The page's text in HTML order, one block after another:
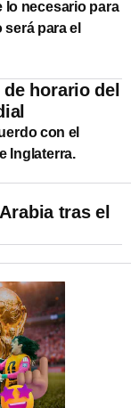
lo necesario para
para el
horario del
con el
Inglaterra.
tras el